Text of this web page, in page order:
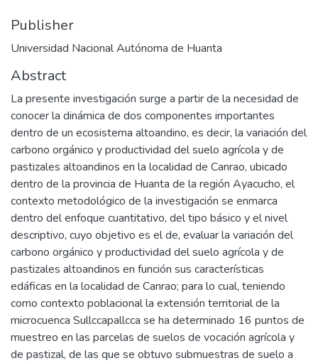
Publisher
Universidad Nacional Autónoma de Huanta
Abstract
La presente investigación surge a partir de la necesidad de
conocer la dinámica de dos componentes importantes
dentro de un ecosistema altoandino, es decir, la variación del
carbono orgánico y productividad del suelo agrícola y de
pastizales altoandinos en la localidad de Canrao, ubicado
dentro de la provincia de Huanta de la región Ayacucho, el
contexto metodológico de la investigación se enmarca
dentro del enfoque cuantitativo, del tipo básico y el nivel
descriptivo, cuyo objetivo es el de, evaluar la variación del
carbono orgánico y productividad del suelo agrícola y de
pastizales altoandinos en función sus características
edáficas en la localidad de Canrao; para lo cual, teniendo
como contexto poblacional la extensión territorial de la
microcuenca Sullccapallcca se ha determinado 16 puntos de
muestreo en las parcelas de suelos de vocación agrícola y
de pastizal, de las que se obtuvo submuestras de suelo a